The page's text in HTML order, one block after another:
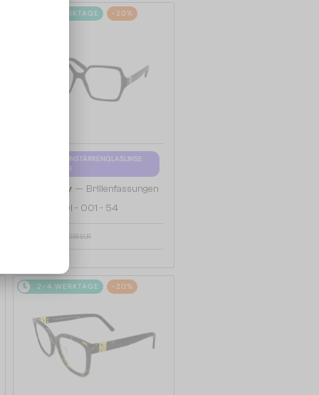
2-4 WERKTAGE -20%
MIT EINER EINSTÄRKENGLASLINSE
PLUS 65 EUR
Givenchy — Brillenfassungen
GV50050I - 001 - 54
238 EUR
2-4 WERKTAGE -20%